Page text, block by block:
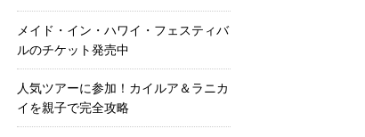
メイド・イン・ハワイ・フェスティバ
ルのチケット発売中
人気ツアーに参加！カイルア＆ラニカ
イを親子で完全攻略